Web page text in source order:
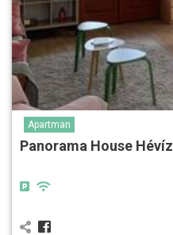
Apartman
Panorama House Hévíz